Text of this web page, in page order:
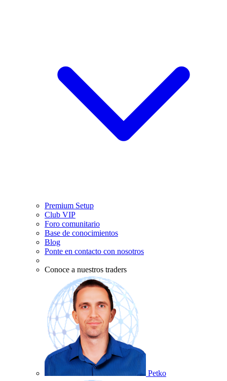
Premium Setup
Club VIP
Foro comunitario
Base de conocimientos
Blog
Ponte en contacto con nosotros
Conoce a nuestros traders
Petko